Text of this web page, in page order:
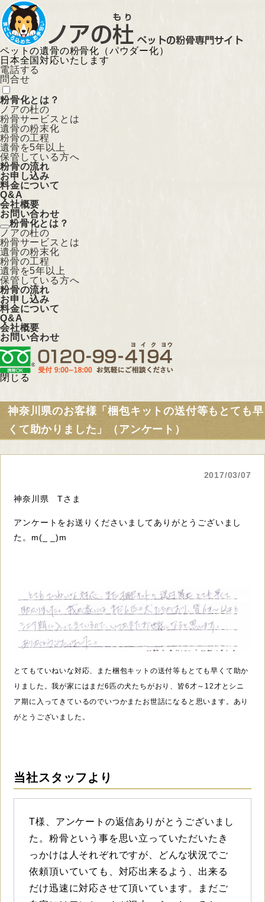
ペットの遺骨の粉骨化（パウダー化）
日本全国対応いたします
電話する
問合せ
粉骨化とは？
ノアの杜の
粉骨サービスとは
遺骨の粉末化
粉骨の工程
遺骨を5年以上
保管している方へ
粉骨の流れ
お申し込み
料金について
Q&A
会社概要
お問い合わせ
粉骨化とは？
ノアの杜の
粉骨サービスとは
遺骨の粉末化
粉骨の工程
遺骨を5年以上
保管している方へ
粉骨の流れ
お申し込み
料金について
Q&A
会社概要
お問い合わせ
閉じる
神奈川県のお客様「梱包キットの送付等もとても早
くて助かりました」（アンケート）
2017/03/07
神奈川県 Tさま
アンケートをお送りくださいましてありがとうございまし
た。m(_ _)m
とてもていねいな対応、また梱包キットの送付等もとても早くて助か
りました。我が家にはまだ6匹の犬たちがおり、皆6才～12才とシニ
ア期に入ってきているのでいつかまたお世話になると思います。あり
がとうございました。
当社スタッフより
T様、アンケートの返信ありがとうございまし
た。粉骨という事を思い立っていただいたき
っかけは人それぞれですが、どんな状況でご
依頼頂いていても、対応出来るよう、出来る
だけ迅速に対応させて頂いています。まだご